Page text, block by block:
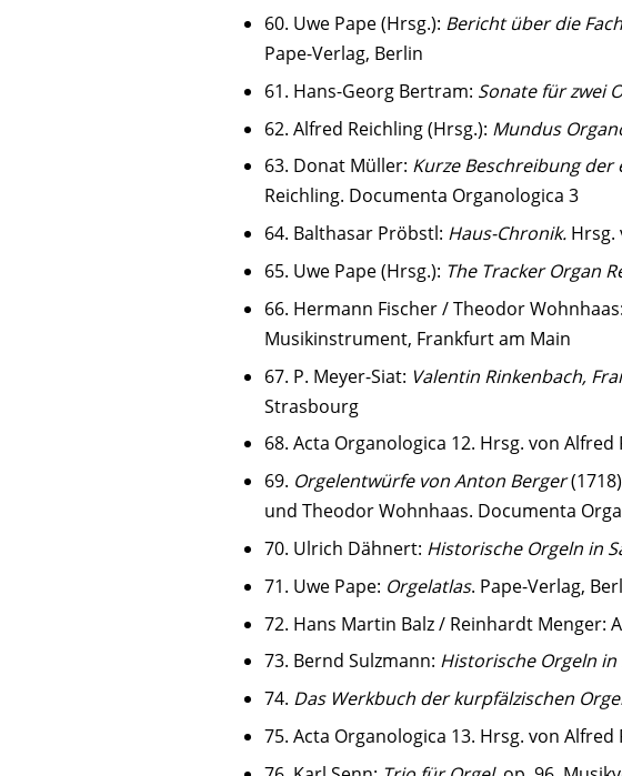
60. Uwe Pape (Hrsg.): Bericht über die
Pape-Verlag, Berlin
61. Hans-Georg Bertram: Sonate für zwei
62. Alfred Reichling (Hrsg.): Mundus
63. Donat Müller: Kurze Beschreibung
Reichling. Documenta Organologica 3
64. Balthasar Pröbstl: Haus-Chronik. Hrsg.
65. Uwe Pape (Hrsg.): The Tracker Organ
66. Hermann Fischer / Theodor Wohnhaas:
Musikinstrument, Frankfurt am Main
67. P. Meyer-Siat: Valentin Rinkenbach,
Strasbourg
68. Acta Organologica 12. Hrsg. von Alfred
69. Orgelentwürfe von Anton Berger
und Theodor Wohnhaas. Documenta
70. Ulrich Dähnert: Historische Orgeln in
71. Uwe Pape: Orgelatlas. Pape-Verlag,
72. Hans Martin Balz / Reinhardt Menger: A
73. Bernd Sulzmann: Historische Orgeln in
74. Das Werkbuch der kurpfälzischen
75. Acta Organologica 13. Hrsg. von Alfred